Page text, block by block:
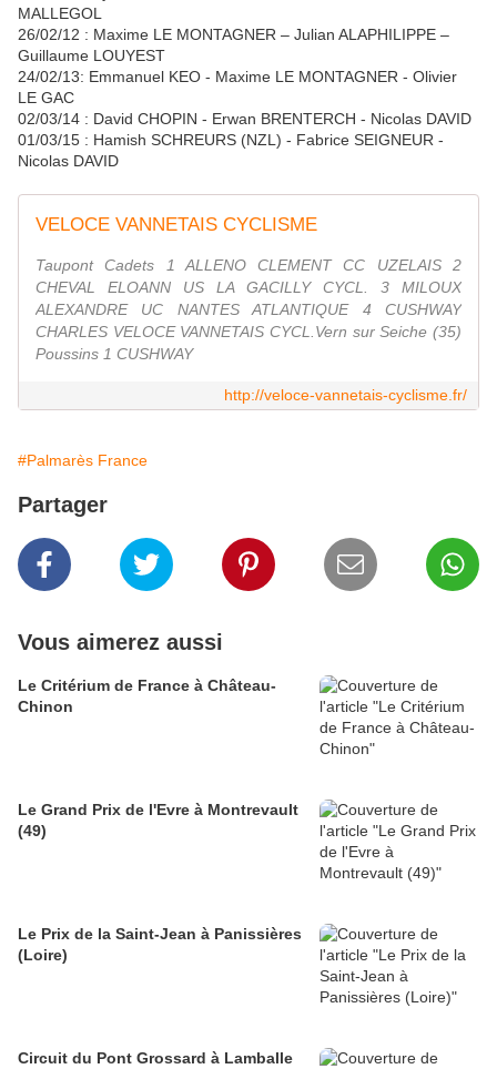
MALLEGOL
26/02/12 : Maxime LE MONTAGNER – Julian ALAPHILIPPE –
Guillaume LOUYEST
24/02/13: Emmanuel KEO - Maxime LE MONTAGNER - Olivier
LE GAC
02/03/14 : David CHOPIN - Erwan BRENTERCH - Nicolas DAVID
01/03/15 : Hamish SCHREURS (NZL) - Fabrice SEIGNEUR -
Nicolas DAVID
VELOCE VANNETAIS CYCLISME
Taupont Cadets 1 ALLENO CLEMENT CC UZELAIS 2
CHEVAL ELOANN US LA GACILLY CYCL. 3 MILOUX
ALEXANDRE UC NANTES ATLANTIQUE 4 CUSHWAY
CHARLES VELOCE VANNETAIS CYCL.Vern sur Seiche (35)
Poussins 1 CUSHWAY
http://veloce-vannetais-cyclisme.fr/
#Palmarès France
Partager
Vous aimerez aussi
Le Critérium de France à Château-
Chinon
Le Grand Prix de l'Evre à Montrevault
(49)
Le Prix de la Saint-Jean à Panissières
(Loire)
Circuit du Pont Grossard à Lamballe